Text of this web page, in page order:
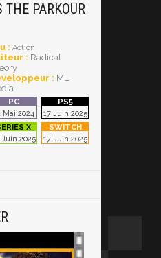
THE PARKOUR
: Action
: Radical
: ML
Mai 2024 17 Juin 2025
Juin 2025 17 Juin 2025